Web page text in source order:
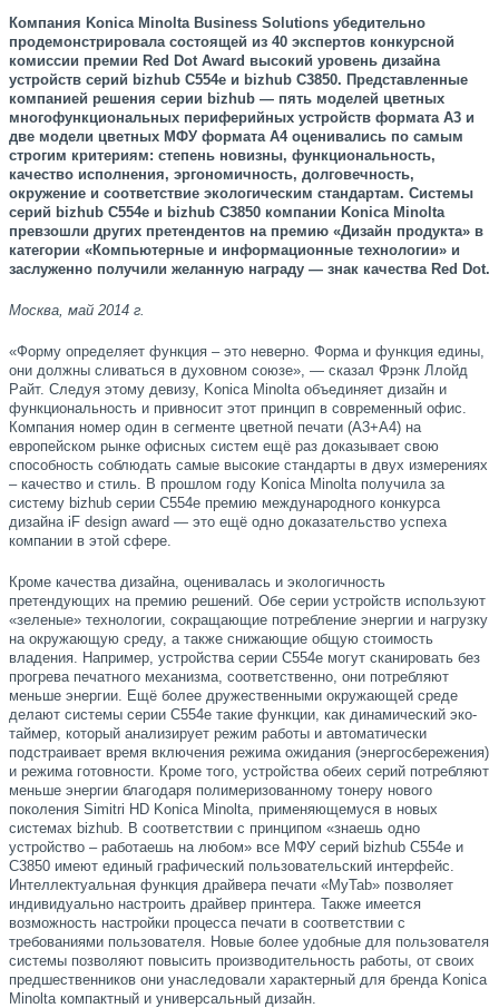
Компания Konica Minolta Business Solutions убедительно
продемонстрировала состоящей из 40 экспертов конкурсной
комиссии премии Red Dot Award высокий уровень дизайна
устройств серий bizhub C554e и bizhub C3850. Представленные
компанией решения серии bizhub — пять моделей цветных
многофункциональных периферийных устройств формата A3 и
две модели цветных МФУ формата A4 оценивались по самым
строгим критериям: степень новизны, функциональность,
качество исполнения, эргономичность, долговечность,
окружение и соответствие экологическим стандартам. Системы
серий bizhub C554e и bizhub C3850 компании Konica Minolta
превзошли других претендентов на премию «Дизайн продукта» в
категории «Компьютерные и информационные технологии» и
заслуженно получили желанную награду — знак качества Red Dot.
Москва, май 2014 г.
«Форму определяет функция – это неверно. Форма и функция едины,
они должны сливаться в духовном союзе», — сказал Фрэнк Ллойд
Райт. Следуя этому девизу, Konica Minolta объединяет дизайн и
функциональность и привносит этот принцип в современный офис.
Компания номер один в сегменте цветной печати (A3+A4) на
европейском рынке офисных систем ещё раз доказывает свою
способность соблюдать самые высокие стандарты в двух измерениях
– качество и стиль. В прошлом году Konica Minolta получила за
систему bizhub серии C554e премию международного конкурса
дизайна iF design award — это ещё одно доказательство успеха
компании в этой сфере.
Кроме качества дизайна, оценивалась и экологичность
претендующих на премию решений. Обе серии устройств используют
«зеленые» технологии, сокращающие потребление энергии и нагрузку
на окружающую среду, а также снижающие общую стоимость
владения. Например, устройства серии C554e могут сканировать без
прогрева печатного механизма, соответственно, они потребляют
меньше энергии. Ещё более дружественными окружающей среде
делают системы серии C554e такие функции, как динамический эко-
таймер, который анализирует режим работы и автоматически
подстраивает время включения режима ожидания (энергосбережения)
и режима готовности. Кроме того, устройства обеих серий потребляют
меньше энергии благодаря полимеризованному тонеру нового
поколения Simitri HD Konica Minolta, применяющемуся в новых
системах bizhub. В соответствии с принципом «знаешь одно
устройство – работаешь на любом» все МФУ серий bizhub C554e и
C3850 имеют единый графический пользовательский интерфейс.
Интеллектуальная функция драйвера печати «MyTab» позволяет
индивидуально настроить драйвер принтера. Также имеется
возможность настройки процесса печати в соответствии с
требованиями пользователя. Новые более удобные для пользователя
системы позволяют повысить производительность работы, от своих
предшественников они унаследовали характерный для бренда Konica
Minolta компактный и универсальный дизайн.